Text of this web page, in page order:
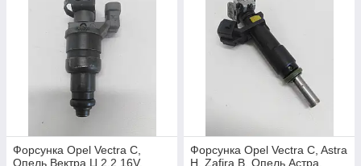
Форсунка Opel Vectra C,
Опель Вектра Ц 2,2 16V,
Форсунка Opel Vectra C, Astra
H, Zafira B, Опель Астра,